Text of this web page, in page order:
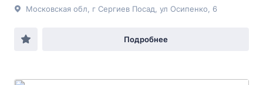
Московская обл, г Сергиев Посад, ул Осипенко, 6
Подробнее